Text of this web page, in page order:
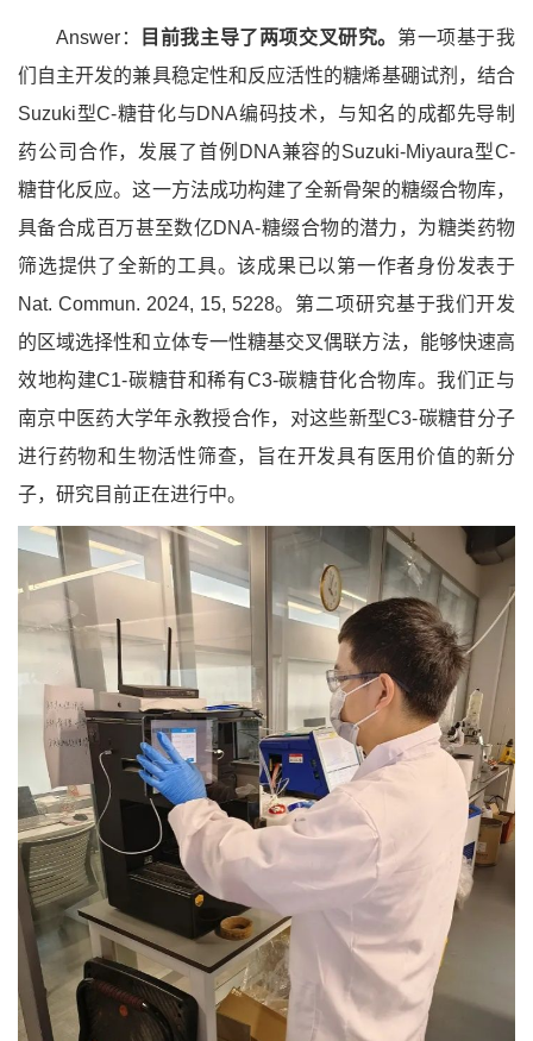
Answer： 目前我主导了两项交叉研究。 第一项基于我
们自主开发的兼具稳定性和反应活性的糖烯基硼试剂，结合
Suzuki型C-糖苷化与DNA编码技术，与知名的成都先导制
药公司合作，发展了首例DNA兼容的Suzuki-Miyaura型C-
糖苷化反应。这一方法成功构建了全新骨架的糖缀合物库，
具备合成百万甚至数亿DNA-糖缀合物的潜力，为糖类药物
筛选提供了全新的工具。该成果已以第一作者身份发表于
Nat. Commun. 2024, 15, 5228。第二项研究基于我们开发
的区域选择性和立体专一性糖基交叉偶联方法，能够快速高
效地构建C1-碳糖苷和稀有C3-碳糖苷化合物库。我们正与
南京中医药大学年永教授合作，对这些新型C3-碳糖苷分子
进行药物和生物活性筛查，旨在开发具有医用价值的新分
子，研究目前正在进行中。